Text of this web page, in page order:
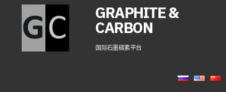
GRAPHITE &
CARBON
国际石墨碳素平台